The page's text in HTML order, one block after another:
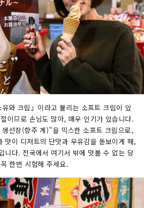
유와 크림」이라고 불리는 소프트 크림이 있
이므로 손님도 많아, 매우 인기가 있습니다.
선장(향주 게)"을 믹스한 소프트 크림으로,
맛이 디저트의 단맛과 우유감을 돋보이게 해,
니다. 전국에서 여기서 밖에 맛볼 수 없는 당
한번 시험해 주세요.